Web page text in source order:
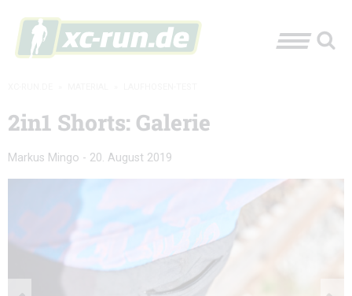
2in1 Shorts: Galerie
Markus Mingo - 20. August 2019